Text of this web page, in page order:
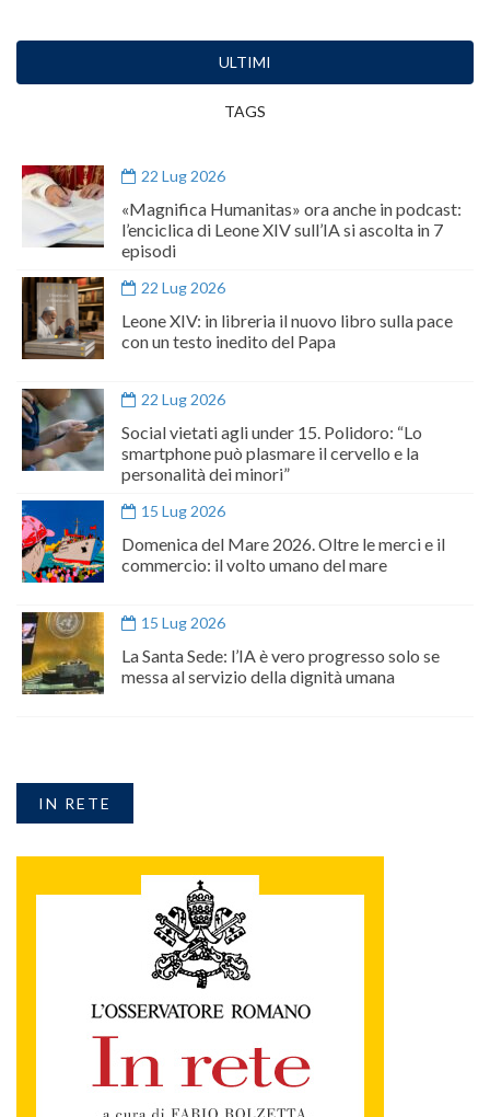
ULTIMI
TAGS
22 Lug 2026
«Magnifica Humanitas» ora anche in podcast:
l’enciclica di Leone XIV sull’IA si ascolta in 7
episodi
22 Lug 2026
Leone XIV: in libreria il nuovo libro sulla pace
con un testo inedito del Papa
22 Lug 2026
Social vietati agli under 15. Polidoro: “Lo
smartphone può plasmare il cervello e la
personalità dei minori”
15 Lug 2026
Domenica del Mare 2026. Oltre le merci e il
commercio: il volto umano del mare
15 Lug 2026
La Santa Sede: l’IA è vero progresso solo se
messa al servizio della dignità umana
IN RETE